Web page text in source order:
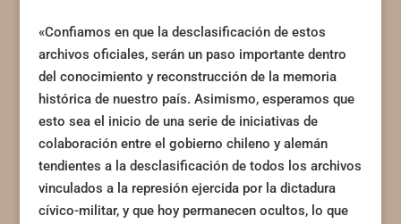
«Confiamos en que la desclasificación de estos
archivos oficiales, serán un paso importante dentro
del conocimiento y reconstrucción de la memoria
histórica de nuestro país. Asimismo, esperamos que
esto sea el inicio de una serie de iniciativas de
colaboración entre el gobierno chileno y alemán
tendientes a la desclasificación de todos los archivos
vinculados a la represión ejercida por la dictadura
cívico-militar, y que hoy permanecen ocultos, lo que